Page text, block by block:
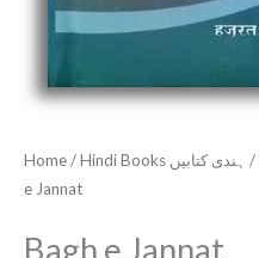
Home/ Hindi Books ہندی کتابیں /
e Jannat
Bagh e Jannat